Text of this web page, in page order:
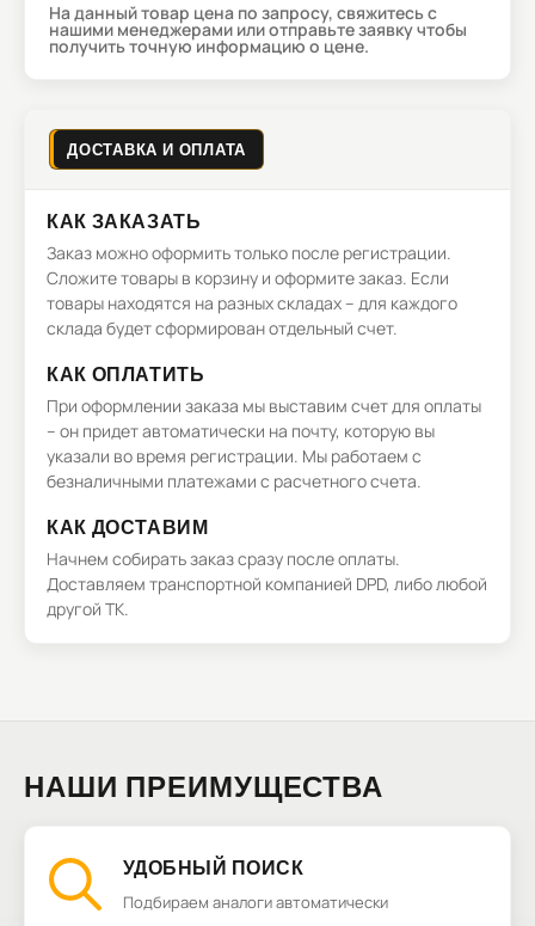
На данный товар цена по запросу, свяжитесь с
нашими менеджерами или отправьте заявку чтобы
получить точную информацию о цене.
ДОСТАВКА И ОПЛАТА
КАК ЗАКАЗАТЬ
Заказ можно оформить только после регистрации.
Сложите товары в корзину и оформите заказ. Если
товары находятся на разных складах – для каждого
склада будет сформирован отдельный счет.
КАК ОПЛАТИТЬ
При оформлении заказа мы выставим счет для оплаты
– он придет автоматически на почту, которую вы
указали во время регистрации. Мы работаем с
безналичными платежами с расчетного счета.
КАК ДОСТАВИМ
Начнем собирать заказ сразу после оплаты.
Доставляем транспортной компанией DPD, либо любой
другой ТК.
НАШИ ПРЕИМУЩЕСТВА
УДОБНЫЙ ПОИСК
Подбираем аналоги автоматически